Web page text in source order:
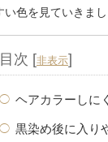
い色を見ていきまし
目次 [非表示]
ヘアカラーしに
黒染め後に入り